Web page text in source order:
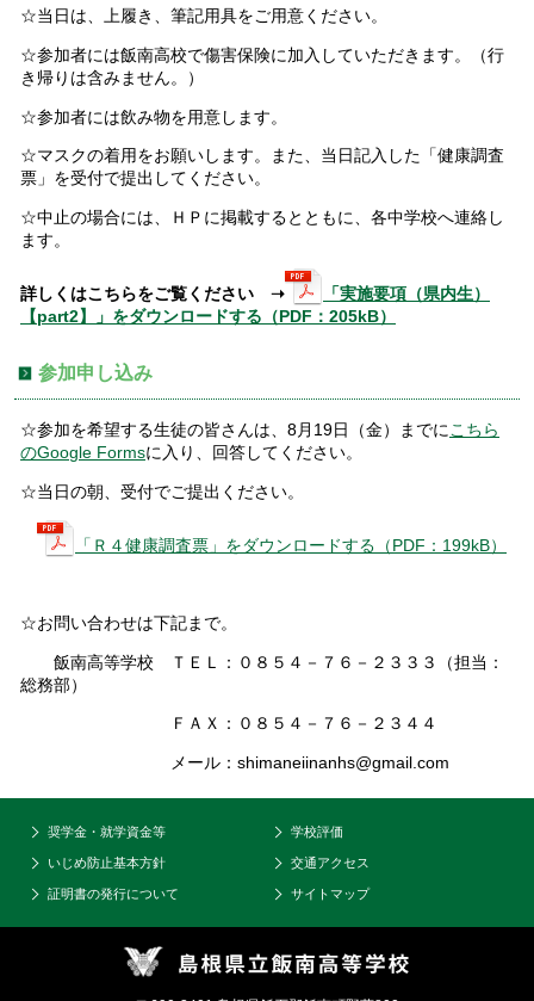
☆当日は、上履き、筆記用具をご用意ください。
☆参加者には飯南高校で傷害保険に加入していただきます。（行
き帰りは含みません。）
☆参加者には飲み物を用意します。
☆マスクの着用をお願いします。また、当日記入した「健康調査
票」を受付で提出してください。
☆中止の場合には、ＨＰに掲載するとともに、各中学校へ連絡し
ます。
詳しくはこちらをご覧ください ➝
「実施要項（県内生）
【part2】」をダウンロードする（PDF：205kB）
参加申し込み
☆参加を希望する生徒の皆さんは、8月19日（金）までに こちら
のGoogle Formsに入り、回答してください。
☆当日の朝、受付でご提出ください。
「Ｒ４健康調査票」をダウンロードする（PDF：199kB）
☆お問い合わせは下記まで。
飯南高等学校 ＴＥＬ：０８５４－７６－２３３３（担当：
総務部）
ＦＡＸ：０８５４－７６－２３４４
メール：shimaneiinanhs@gmail.com
奨学金・就学資金等 学校評価
いじめ防止基本方針 交通アクセス
証明書の発行について サイトマップ